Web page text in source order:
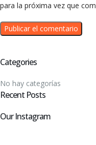
para la próxima vez que
Categories
No hay categorías
Recent Posts
Our Instagram